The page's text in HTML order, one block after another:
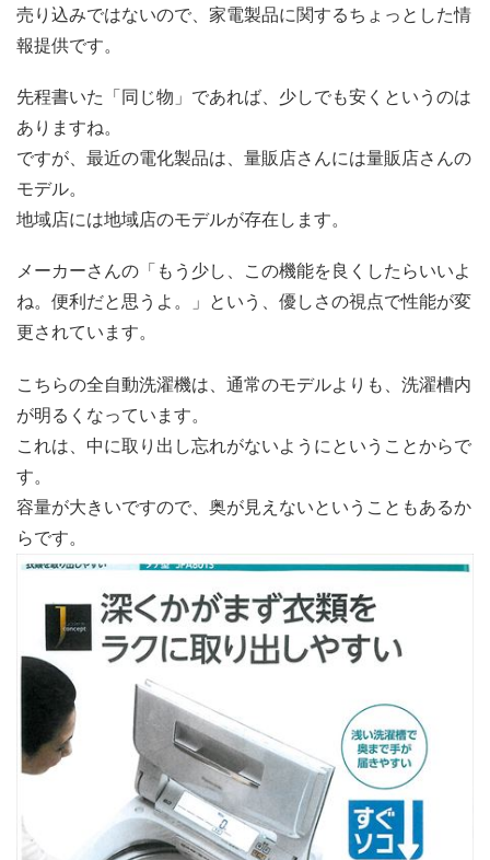
売り込みではないので、家電製品に関するちょっとした情
報提供です。
先程書いた「同じ物」であれば、少しでも安くというのは
ありますね。
ですが、最近の電化製品は、量販店さんには量販店さんの
モデル。
地域店には地域店のモデルが存在します。
メーカーさんの「もう少し、この機能を良くしたらいいよ
ね。便利だと思うよ。」という、優しさの視点で性能が変
更されています。
こちらの全自動洗濯機は、通常のモデルよりも、洗濯槽内
が明るくなっています。
これは、中に取り出し忘れがないようにということからで
す。
容量が大きいですので、奥が見えないということもあるか
らです。